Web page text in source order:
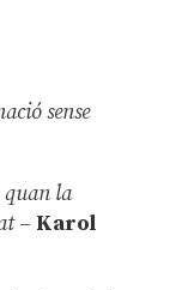
sense
quan la
– Karol